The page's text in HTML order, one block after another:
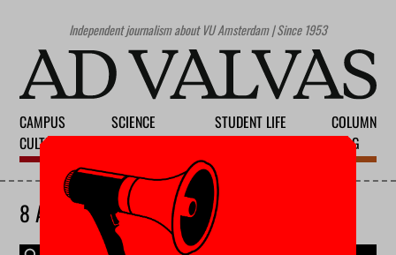
Independent journalism about VU Amsterdam | Since 1953
CAMPUS
CULTURE
SCIENCE
STUDENT LIFE
COLUMN
BLOG
8 AUGUST 2026